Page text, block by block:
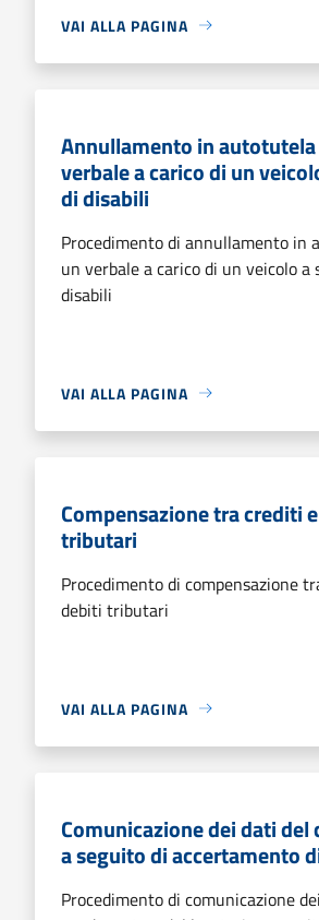
VAI ALLA PAGINA
Annullamento in
verbale a carico di un
di disabili
Procedimento di annullamento in
un verbale a carico di un veicolo a
disabili
VAI ALLA PAGINA
Compensazione tra crediti
tributari
Procedimento di compensazione
debiti tributari
VAI ALLA PAGINA
Comunicazione dei dati del
a seguito di accertamento
Procedimento di comunicazione